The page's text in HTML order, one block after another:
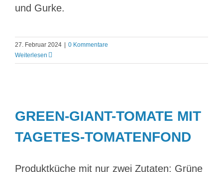
und Gurke.
27. Februar 2024
0 Kommentare
Weiterlesen
GREEN-GIANT-TOMATE MIT
TAGETES-TOMATENFOND
Produktküche mit nur zwei Zutaten: Grüne